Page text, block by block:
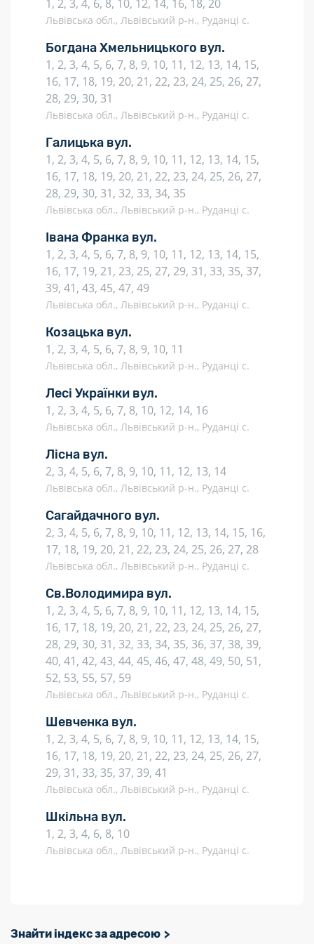
1, 2, 3, 4, 6, 8, 10, 12, 14, 16, 18, 20
Львівська обл., Львівський р-н., Руданці с.
Богдана Хмельницького вул.
1, 2, 3, 4, 5, 6, 7, 8, 9, 10, 11, 12, 13, 14, 15,
16, 17, 18, 19, 20, 21, 22, 23, 24, 25, 26, 27,
28, 29, 30, 31
Львівська обл., Львівський р-н., Руданці с.
Галицька вул.
1, 2, 3, 4, 5, 6, 7, 8, 9, 10, 11, 12, 13, 14, 15,
16, 17, 18, 19, 20, 21, 22, 23, 24, 25, 26, 27,
28, 29, 30, 31, 32, 33, 34, 35
Львівська обл., Львівський р-н., Руданці с.
Івана Франка вул.
1, 2, 3, 4, 5, 6, 7, 8, 9, 10, 11, 12, 13, 14, 15,
16, 17, 19, 21, 23, 25, 27, 29, 31, 33, 35, 37,
39, 41, 43, 45, 47, 49
Львівська обл., Львівський р-н., Руданці с.
Козацька вул.
1, 2, 3, 4, 5, 6, 7, 8, 9, 10, 11
Львівська обл., Львівський р-н., Руданці с.
Лесі Українки вул.
1, 2, 3, 4, 5, 6, 7, 8, 10, 12, 14, 16
Львівська обл., Львівський р-н., Руданці с.
Лісна вул.
2, 3, 4, 5, 6, 7, 8, 9, 10, 11, 12, 13, 14
Львівська обл., Львівський р-н., Руданці с.
Сагайдачного вул.
2, 3, 4, 5, 6, 7, 8, 9, 10, 11, 12, 13, 14, 15, 16,
17, 18, 19, 20, 21, 22, 23, 24, 25, 26, 27, 28
Львівська обл., Львівський р-н., Руданці с.
Св.Володимира вул.
1, 2, 3, 4, 5, 6, 7, 8, 9, 10, 11, 12, 13, 14, 15,
16, 17, 18, 19, 20, 21, 22, 23, 24, 25, 26, 27,
28, 29, 30, 31, 32, 33, 34, 35, 36, 37, 38, 39,
40, 41, 42, 43, 44, 45, 46, 47, 48, 49, 50, 51,
52, 53, 55, 57, 59
Львівська обл., Львівський р-н., Руданці с.
Шевченка вул.
1, 2, 3, 4, 5, 6, 7, 8, 9, 10, 11, 12, 13, 14, 15,
16, 17, 18, 19, 20, 21, 22, 23, 24, 25, 26, 27,
29, 31, 33, 35, 37, 39, 41
Львівська обл., Львівський р-н., Руданці с.
Шкільна вул.
1, 2, 3, 4, 6, 8, 10
Львівська обл., Львівський р-н., Руданці с.
Знайти індекс за адресою